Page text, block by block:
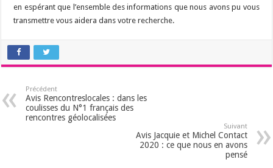
en espérant que l’ensemble des informations que nous avons pu vous
transmettre vous aidera dans votre recherche.
Précédent
Avis Rencontreslocales : dans les
coulisses du N°1 français des
rencontres géolocalisées
Suivant
Avis Jacquie et Michel Contact
2020 : ce que nous en avons
pensé